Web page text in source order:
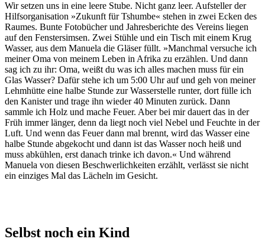
Wir setzen uns in eine leere Stube. Nicht ganz leer. Aufsteller der
Hilfsorganisation »Zukunft für Tshumbe« stehen in zwei Ecken des
Raumes. Bunte Fotobücher und Jahresberichte des Vereins liegen
auf den Fenstersimsen. Zwei Stühle und ein Tisch mit einem Krug
Wasser, aus dem Manuela die Gläser füllt. »Manchmal versuche ich
meiner Oma von meinem Leben in Afrika zu erzählen. Und dann
sag ich zu ihr: Oma, weißt du was ich alles machen muss für ein
Glas Wasser? Dafür stehe ich um 5:00 Uhr auf und geh von meiner
Lehmhütte eine halbe Stunde zur Wasserstelle runter, dort fülle ich
den Kanister und trage ihn wieder 40 Minuten zurück. Dann
sammle ich Holz und mache Feuer. Aber bei mir dauert das in der
Früh immer länger, denn da liegt noch viel Nebel und Feuchte in der
Luft. Und wenn das Feuer dann mal brennt, wird das Wasser eine
halbe Stunde abgekocht und dann ist das Wasser noch heiß und
muss abkühlen, erst danach trinke ich davon.« Und während
Manuela von diesen Beschwerlichkeiten erzählt, verlässt sie nicht
ein einziges Mal das Lächeln im Gesicht.
Selbst noch ein Kind